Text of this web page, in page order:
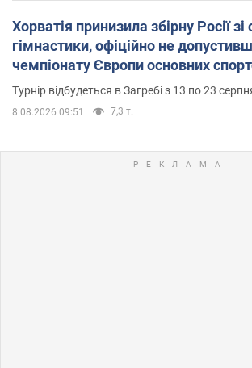
Хорватія принизила збірну Росії зі
гімнастики, офіційно не
чемпіонату Європи основних
Турнір відбудеться в Загребі з 13 по 23
8.08.2026 09:51 7,3 т.